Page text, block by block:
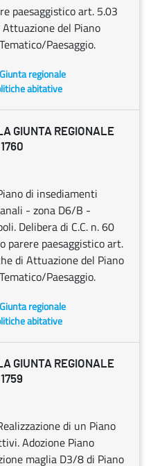
paesaggistico art. 5.03
del Piano
Paesaggio.
regionale
abitative
GIUNTA REGIONALE
di insediamenti
- zona D6/B -
Delibera di C.C. n. 60
parere paesaggistico art.
di Attuazione del Piano
Paesaggio.
regionale
abitative
GIUNTA REGIONALE
di un Piano
Adozione Piano
maglia D3/8 di Piano